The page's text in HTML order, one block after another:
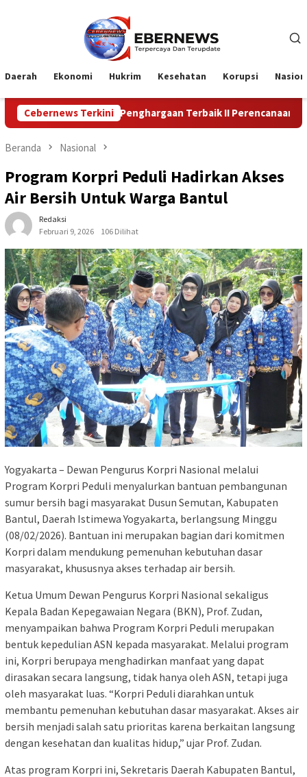
Daerah Ekonomi Hukrim Kesehatan Korupsi
Cebernews Terkini
Penghargaan Terbaik II Perencanaan dan Pencapaian
Beranda Nasional
Program Korpri Peduli Hadirkan Akses
Air Bersih Untuk Warga Bantul
Redaksi
Februari 9, 2026
106 Dilihat
Yogyakarta – Dewan Pengurus Korpri Nasional melalui
Program Korpri Peduli menyalurkan bantuan pembangunan
sumur bersih bagi masyarakat Dusun Semutan, Kabupaten
Bantul, Daerah Istimewa Yogyakarta, berlangsung Minggu
(08/02/2026). Bantuan ini merupakan bagian dari komitmen
Korpri dalam mendukung pemenuhan kebutuhan dasar
masyarakat, khususnya akses terhadap air bersih.
Ketua Umum Dewan Pengurus Korpri Nasional sekaligus
Kepala Badan Kepegawaian Negara (BKN), Prof. Zudan,
menyampaikan bahwa Program Korpri Peduli merupakan
bentuk kepedulian ASN kepada masyarakat. Melalui program
ini, Korpri berupaya menghadirkan manfaat yang dapat
dirasakan secara langsung, tidak hanya oleh ASN, tetapi juga
oleh masyarakat luas. “Korpri Peduli diarahkan untuk
membantu pemenuhan kebutuhan dasar masyarakat. Akses air
bersih menjadi salah satu prioritas karena berkaitan langsung
dengan kesehatan dan kualitas hidup,” ujar Prof. Zudan.
Atas program Korpri ini, Sekretaris Daerah Kabupaten Bantul,